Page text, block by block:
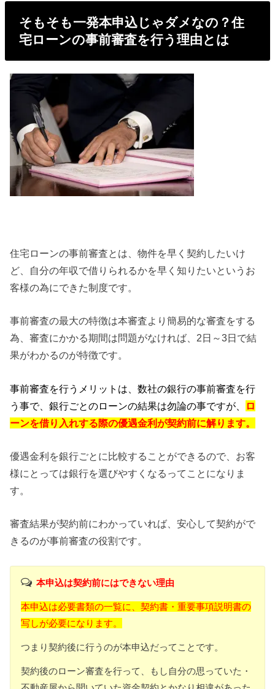
そもそも一発本申込じゃダメなの？住
宅ローンの事前審査を行う理由とは
住宅ローンの事前審査とは、物件を早く契約したいけ
ど、自分の年収で借りられるかを早く知りたいというお
客様の為にできた制度です。
事前審査の最大の特徴は本審査より簡易的な審査をする
為、審査にかかる期間は問題がなければ、2日～3日で結
果がわかるのが特徴です。
事前審査を行うメリットは、数社の銀行の事前審査を行
う事で、銀行ごとのローンの結果は勿論の事ですが、
ロ
ーンを借り入れする際の優遇金利が契約前に解ります。
優遇金利を銀行ごとに比較することができるので、お客
様にとっては銀行を選びやすくなるってことになりま
す。
審査結果が契約前にわかっていれば、安心して契約がで
きるのが事前審査の役割です。
本申込は契約前にはできない理由
本申込は必要書類の一覧に、契約書・重要事項説明書の
写しが必要になります。
つまり契約後に行うのが本申込だってことです。
契約後のローン審査を行って、もし自分の思っていた・